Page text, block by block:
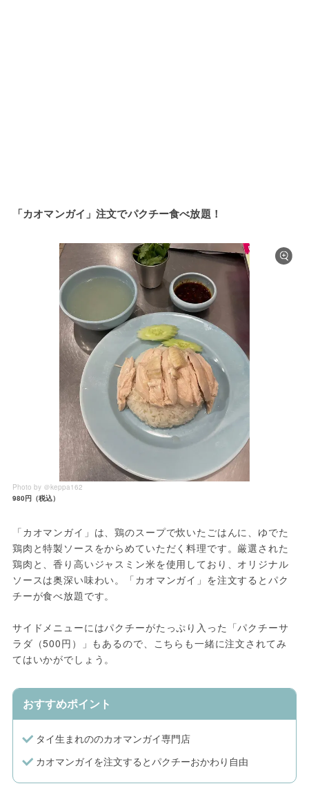
「カオマンガイ」注文でパクチー食べ放題！
Photo by ＠keppa162
980円（税込）
「カオマンガイ」は、鶏のスープで炊いたごはんに、ゆでた
鶏肉と特製ソースをからめていただく料理です。厳選された
鶏肉と、香り高いジャスミン米を使用しており、オリジナル
ソースは奥深い味わい。「カオマンガイ」を注文するとパク
チーが食べ放題です。
サイドメニューにはパクチーがたっぷり入った「パクチーサ
ラダ（500円）」もあるので、こちらも一緒に注文されてみ
てはいかがでしょう。
おすすめポイント
タイ生まれののカオマンガイ専門店
カオマンガイを注文するとパクチーおかわり自由